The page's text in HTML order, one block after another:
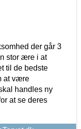
der går 3
stor ære i at
til de bedste
at være
handles ny
at se deres